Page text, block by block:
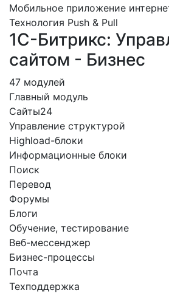
Мобильное приложение
Технология Push & Pull
1С-Битрикс:
сайтом - Бизнес
47 модулей
Главный модуль
Сайты24
Управление структурой
Highload-блоки
Информационные блоки
Поиск
Перевод
Форумы
Блоги
Обучение, тестирование
Веб-мессенджер
Бизнес-процессы
Почта
Техподдержка